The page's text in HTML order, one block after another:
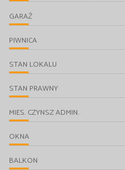
GARAŻ
PIWNICA
STAN LOKALU
STAN PRAWNY
MIES. CZYNSZ ADMIN.
OKNA
BALKON